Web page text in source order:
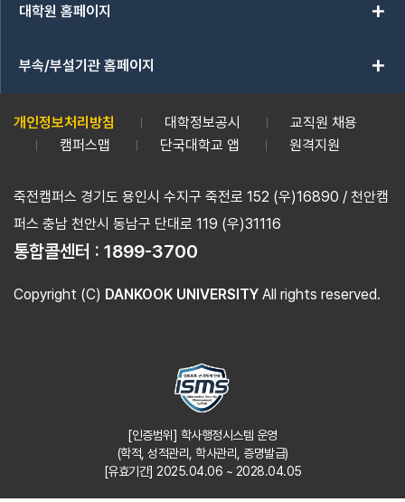
대학원 홈페이지 add
부속/부설기관 홈페이지 add
개인정보처리방침 대학정보공시
교직원 채용
캠퍼스맵
단국대학교 앱 원격지원
죽전캠퍼스 경기도 용인시 수지구 죽전로 152 (우)16890 / 천안캠
퍼스 충남 천안시 동남구 단대로 119 (우)31116
통합콜센터 : 1899-3700
Copyright (C) DANKOOK UNIVERSITY All rights reserved.
[인증범위] 학사행정시스템 운영
(학적, 성적관리, 학사관리, 증명발급)
[유효기간] 2025.04.06 ~ 2028.04.05